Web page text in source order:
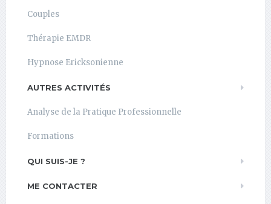
Couples
Thérapie EMDR
Hypnose Ericksonienne
AUTRES ACTIVITÉS
Analyse de la Pratique Professionnelle
Formations
QUI SUIS-JE ?
ME CONTACTER